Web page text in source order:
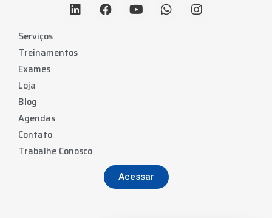
Serviços
Treinamentos
Exames
Loja
Blog
Agendas
Contato
Trabalhe Conosco
Acessar